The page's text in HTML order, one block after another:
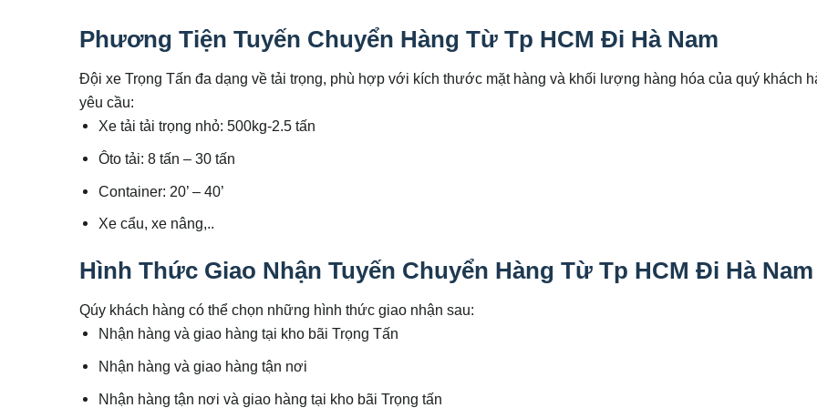
Phương Tiện Tuyến Chuyển Hàng Từ Tp HCM Đi Hà Nam
Đội xe Trọng Tấn đa dạng về tải trọng, phù hợp với kích thước mặt hàng và khối lượng hàng hóa của quý khách
yêu cầu:
Xe tải tải trọng nhỏ: 500kg-2.5 tấn
Ôto tải: 8 tấn – 30 tấn
Container: 20’ – 40’
Xe cẩu, xe nâng,..
Hình Thức Giao Nhận Tuyến Chuyển Hàng Từ Tp HCM Đi Hà Nam
Qúy khách hàng có thể chọn những hình thức giao nhận sau:
Nhận hàng và giao hàng tại kho bãi Trọng Tấn
Nhận hàng và giao hàng tận nơi
Nhận hàng tận nơi và giao hàng tại kho bãi Trọng tấn